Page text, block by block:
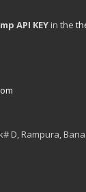
API KEY in the
D, Rampura,